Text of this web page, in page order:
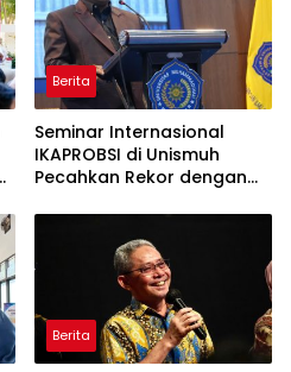
Berita
Seminar Internasional
IKAPROBSI di Unismuh
Pecahkan Rekor dengan
Berita